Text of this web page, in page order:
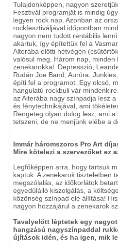
Tulajdonképpen, nagyon
Fesztivál programját is mindig
legyen rock nap. Azonban az
rockfesztiváljával időpontban
nagyon nem tudott rentábilis
akartuk, így építettük fel a
Alterába előtti hétvégén
valósul meg. Három nap, minden
zenekarokkal. Depresszió,
Rudán Joe Band, Auróra,
építi fel a programot. Egy olcsó,
hangulatú rockbuli vár
az Alterába nagy színpadja lesz
és fénytechnikájával, ami
Rengeteg olyan dolog lesz, ami
tetszeni, de ne menjünk elébe a
Immár háromszoros Pro Art
Mire kötelezi a szervezőket ez
Legfőképpen arra, hogy tartsuk
kaptuk. A zenekarok tiszteletben
megszólalás, az időkorlátok
egyedülálló kiszolgálás, a
közönség színpad elé állítása!
nagyon hozzájárul a zenekarok
Tavalyelőtt léptetek egy
hangzású nagyszínpaddal
újítások idén, és ha igen, mik